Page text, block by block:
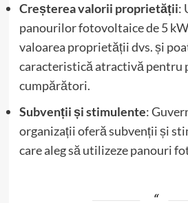
Creșterea valorii proprietății:
panourilor fotovoltaice de 5
valoarea proprietății dvs. și
caracteristică atractivă pentru
cumpărători.
Subvenții și stimulente:
organizații oferă subvenții și
care aleg să utilizeze panouri